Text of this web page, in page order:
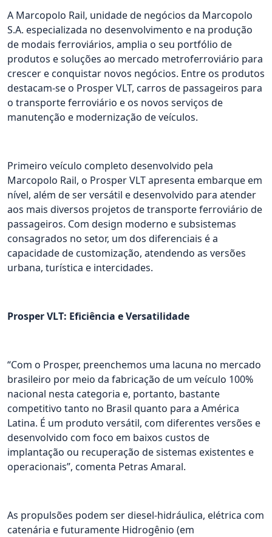
A Marcopolo Rail, unidade de negócios da Marcopolo
S.A. especializada no desenvolvimento e na produção
de modais ferroviários, amplia o seu portfólio de
produtos e soluções ao mercado metroferroviário para
crescer e conquistar novos negócios. Entre os produtos
destacam-se o Prosper VLT, carros de passageiros para
o transporte ferroviário e os novos serviços de
manutenção e modernização de veículos.
Primeiro veículo completo desenvolvido pela
Marcopolo Rail, o Prosper VLT apresenta embarque em
nível, além de ser versátil e desenvolvido para atender
aos mais diversos projetos de transporte ferroviário de
passageiros. Com design moderno e subsistemas
consagrados no setor, um dos diferenciais é a
capacidade de customização, atendendo as versões
urbana, turística e intercidades.
Prosper VLT: Eficiência e Versatilidade
“Com o Prosper, preenchemos uma lacuna no mercado
brasileiro por meio da fabricação de um veículo 100%
nacional nesta categoria e, portanto, bastante
competitivo tanto no Brasil quanto para a América
Latina. É um produto versátil, com diferentes versões e
desenvolvido com foco em baixos custos de
implantação ou recuperação de sistemas existentes e
operacionais”, comenta Petras Amaral.
As propulsões podem ser diesel-hidráulica, elétrica com
catenária e futuramente Hidrogênio (em